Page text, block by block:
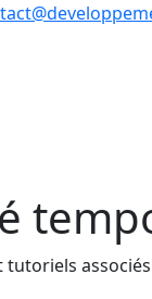
tutoriels